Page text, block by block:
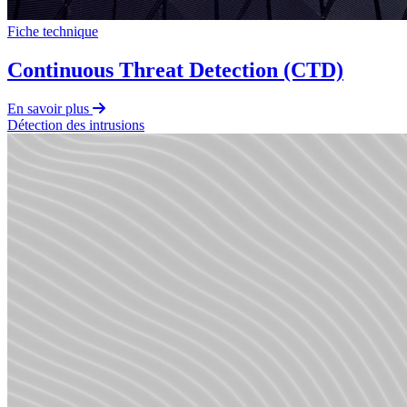
Fiche technique
Continuous Threat Detection (CTD)
En savoir plus
Détection des intrusions